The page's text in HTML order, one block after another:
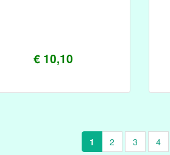
€ 10,10
1 2 3 4